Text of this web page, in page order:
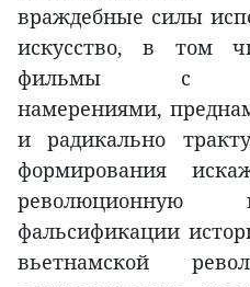
враждебные силы
искусство, в том
фильмы с
намерениями,
и радикально
формирования
революционную
фальсификации
вьетнамской